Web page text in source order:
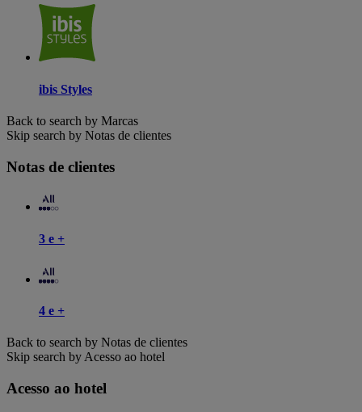
ibis Styles
Back to search by Marcas
Skip search by Notas de clientes
Notas de clientes
3 e +
4 e +
Back to search by Notas de clientes
Skip search by Acesso ao hotel
Acesso ao hotel